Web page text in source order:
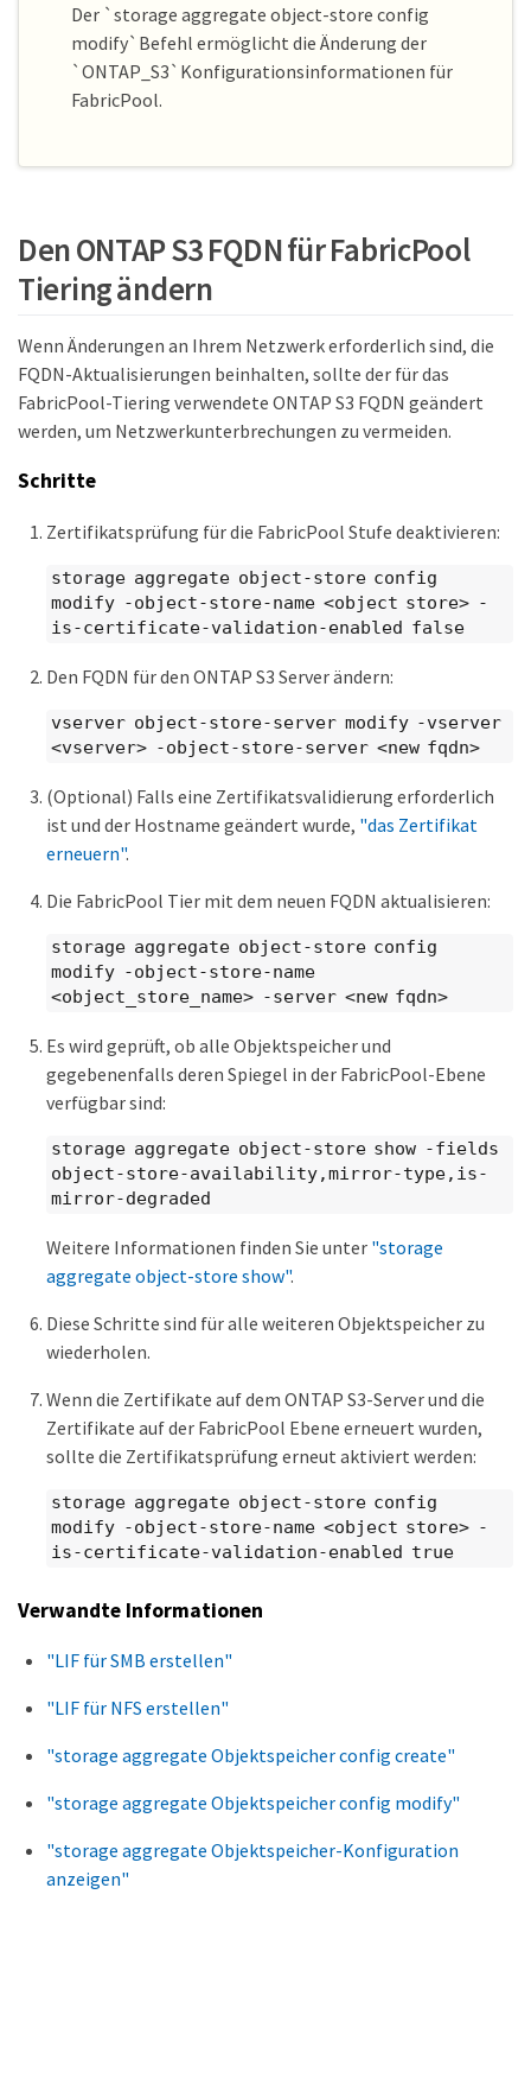
Der `storage aggregate object-store config
modify`Befehl ermöglicht die Änderung der
`ONTAP_S3`Konfigurationsinformationen für
FabricPool.
Den ONTAP S3 FQDN für FabricPool
Tiering ändern
Wenn Änderungen an Ihrem Netzwerk erforderlich sind, die
FQDN-Aktualisierungen beinhalten, sollte der für das
FabricPool-Tiering verwendete ONTAP S3 FQDN geändert
werden, um Netzwerkunterbrechungen zu vermeiden.
Schritte
Zertifikatsprüfung für die FabricPool Stufe deaktivieren:
storage aggregate object-store config
modify -object-store-name <object store> -
is-certificate-validation-enabled false
Den FQDN für den ONTAP S3 Server ändern:
vserver object-store-server modify -vserver
<vserver> -object-store-server <new fqdn>
(Optional) Falls eine Zertifikatsvalidierung erforderlich
ist und der Hostname geändert wurde, "das Zertifikat
erneuern".
Die FabricPool Tier mit dem neuen FQDN aktualisieren:
storage aggregate object-store config
modify -object-store-name
<object_store_name> -server <new fqdn>
Es wird geprüft, ob alle Objektspeicher und
gegebenenfalls deren Spiegel in der FabricPool-Ebene
verfügbar sind:
storage aggregate object-store show -fields
object-store-availability,mirror-type,is-
mirror-degraded
Weitere Informationen finden Sie unter "storage
aggregate object-store show".
Diese Schritte sind für alle weiteren Objektspeicher zu
wiederholen.
Wenn die Zertifikate auf dem ONTAP S3-Server und die
Zertifikate auf der FabricPool Ebene erneuert wurden,
sollte die Zertifikatsprüfung erneut aktiviert werden:
storage aggregate object-store config
modify -object-store-name <object store> -
is-certificate-validation-enabled true
Verwandte Informationen
"LIF für SMB erstellen"
"LIF für NFS erstellen"
"storage aggregate Objektspeicher config create"
"storage aggregate Objektspeicher config modify"
"storage aggregate Objektspeicher-Konfiguration
anzeigen"